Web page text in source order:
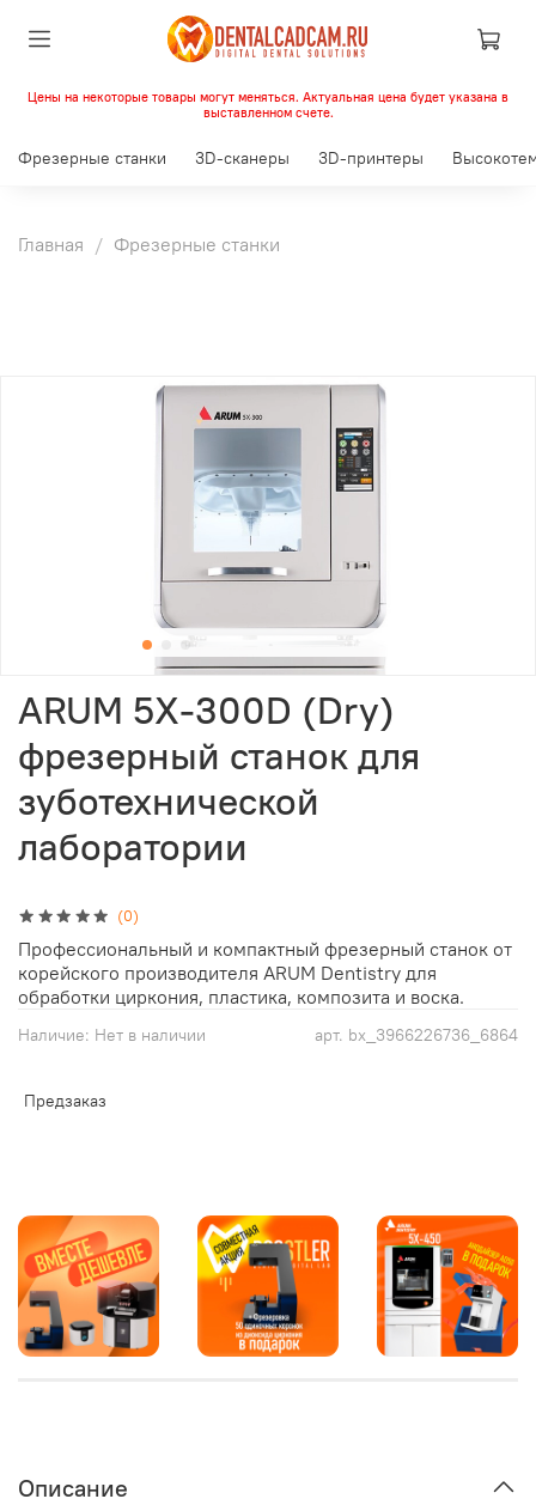
Цены на некоторые товары могут меняться. Актуальная цена будет указана в
выставленном счете.
Фрезерные станки 3D-сканеры 3D-принтеры
Главная Фрезерные станки
(0)
арт. bx_3966226736_6864
Наличие: Нет в наличии
Предзаказ
ARUM 5X-300D (Dry)
фрезерный станок для
зуботехнической
лаборатории
Профессиональный и компактный фрезерный станок от
корейского производителя ARUM Dentistry для
обработки циркония, пластика, композита и воска.
Описание